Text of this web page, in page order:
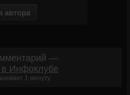
автора
—
в Инфоклубе
1 минуту